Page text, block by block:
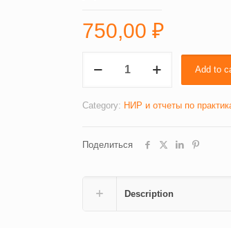
750,00 ₽
практике
по
quantity
Add to
Category: НИР и отчеты по
Поделиться
Description